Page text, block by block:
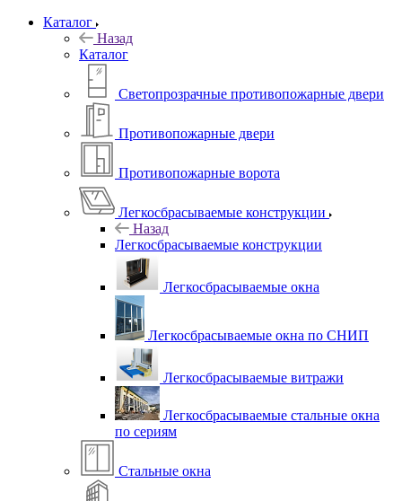
Каталог
Назад
Каталог
Светопрозрачные противопожарные двери
Противопожарные двери
Противопожарные ворота
Легкосбрасываемые конструкции
Назад
Легкосбрасываемые конструкции
Легкосбрасываемые окна
Легкосбрасываемые окна по СНИП
Легкосбрасываемые витражи
Легкосбрасываемые стальные окна
по сериям
Стальные окна